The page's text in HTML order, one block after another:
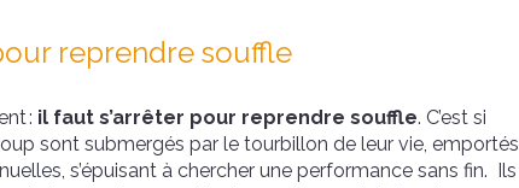
reprendre souffle
: il faut s’arrêter pour reprendre souffle. C’est si
sont submergés par le tourbillon de leur vie, emportés
s’épuisant à chercher une performance sans fin. Ils